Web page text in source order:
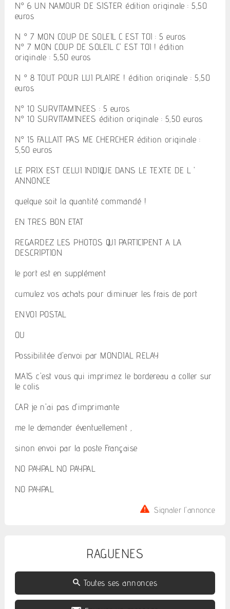
N° 6 UN NAMOUR DE SISTER édition originale : 5,50
euros
N ° 7 MON COUP DE SOLEIL C EST TOI : 5 euros
N° 7 MON COUP DE SOLEIL C' EST TOI ! édition
originale : 5,50 euros
N ° 8 TOUT POUR LUI PLAIRE ! édition originale : 5,50
euros
N° 10 SURVITAMINEES : 5 euros
N° 10 SURVITAMINEES édition originale : 5,50 euros
N° 15 FALLAIT PAS ME CHERCHER édition originale :
5,50 euros
LE PRIX EST CELUI INDIQUE DANS LE TEXTE DE L '
ANNONCE
quelque soit la quantité commandé !
EN TRES BON ETAT
REGARDEZ LES PHOTOS QUI PARTICIPENT A LA
DESCRIPTION
le port est en supplément
cumulez vos achats pour diminuer les frais de port
ENVOI POSTAL
OU
Possibilitée d'envoi par MONDIAL RELAY
MAIS c'est vous qui imprimez le bordereau a coller sur
le colis
CAR je n'ai pas d'imprimante
me le demander éventuellement ,
sinon envoi par la poste Française
NO PAYPAL NO PAYPAL
NO PAYPAL
Signaler l'annonce
RAGUENES
Toutes ses annonces